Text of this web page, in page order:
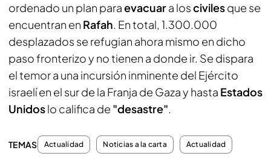
ordenado un plan paraevacuara loscivilesque se
encuentran en Rafah. En total, 1.300.000
desplazados se refugian ahora mismo en dicho
paso fronterizo y no tienen a donde ir. Se dispara
el temor a una incursión inminente del Ejército
israelí en el sur de la Franja de Gaza y hasta Estados
Unidoslo califica de "desastre".
TEMAS Actualidad Noticias a la carta Actualidad